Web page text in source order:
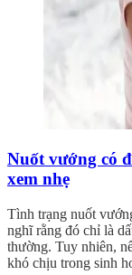
Nuốt vướng có
xem nhẹ
Tình trạng nuốt
nghĩ rằng đó chỉ là
thường. Tuy nhiên,
khó chịu trong sinh